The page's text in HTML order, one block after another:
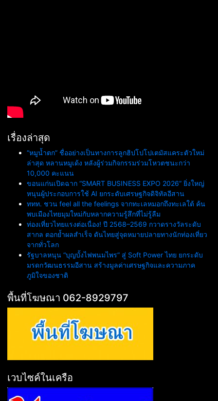
เรื่องล่าสุด
“หมูน้ำตก” ชื่ออย่างเป็นทางการลูกฮิปโปโปเตมัสแคระตัวใหม่
ล่าสุด หลานหมูเด้ง หลังผู้ร่วมกิจกรรมร่วมโหวตชนะกว่า
10,000 คะแนน
ขอนแก่นเปิดฉาก “SMART BUSINESS EXPO 2026” ยิ่งใหญ่
หนุนผู้ประกอบการใช้ AI ยกระดับเศรษฐกิจดิจิทัลอีสาน
ททท. ชวน feel all the feelings จากทะเลหมอกถึงทะเลใต้ ค้น
พบเมืองไทยมุมใหม่กับหลากความรู้สึกที่ไม่รู้ลืม
ท่องเที่ยวไทยแรงต่อเนื่อง! ปี 2568–2569 กวาดรางวัลระดับ
สากล ตอกย้ำผลสำเร็จ ดันไทยสู่จุดหมายปลายทางนักท่องเที่ยว
จากทั่วโลก
รัฐบาลหนุน “บุญบั้งไฟพนมไพร” สู่ Soft Power ไทย ยกระดับ
มรดกวัฒนธรรมอีสาน สร้างมูลค่าเศรษฐกิจและความภาค
ภูมิใจของชาติ
พื้นที่โฆษณา 062-8929797
เวบไซค์ในเครือ